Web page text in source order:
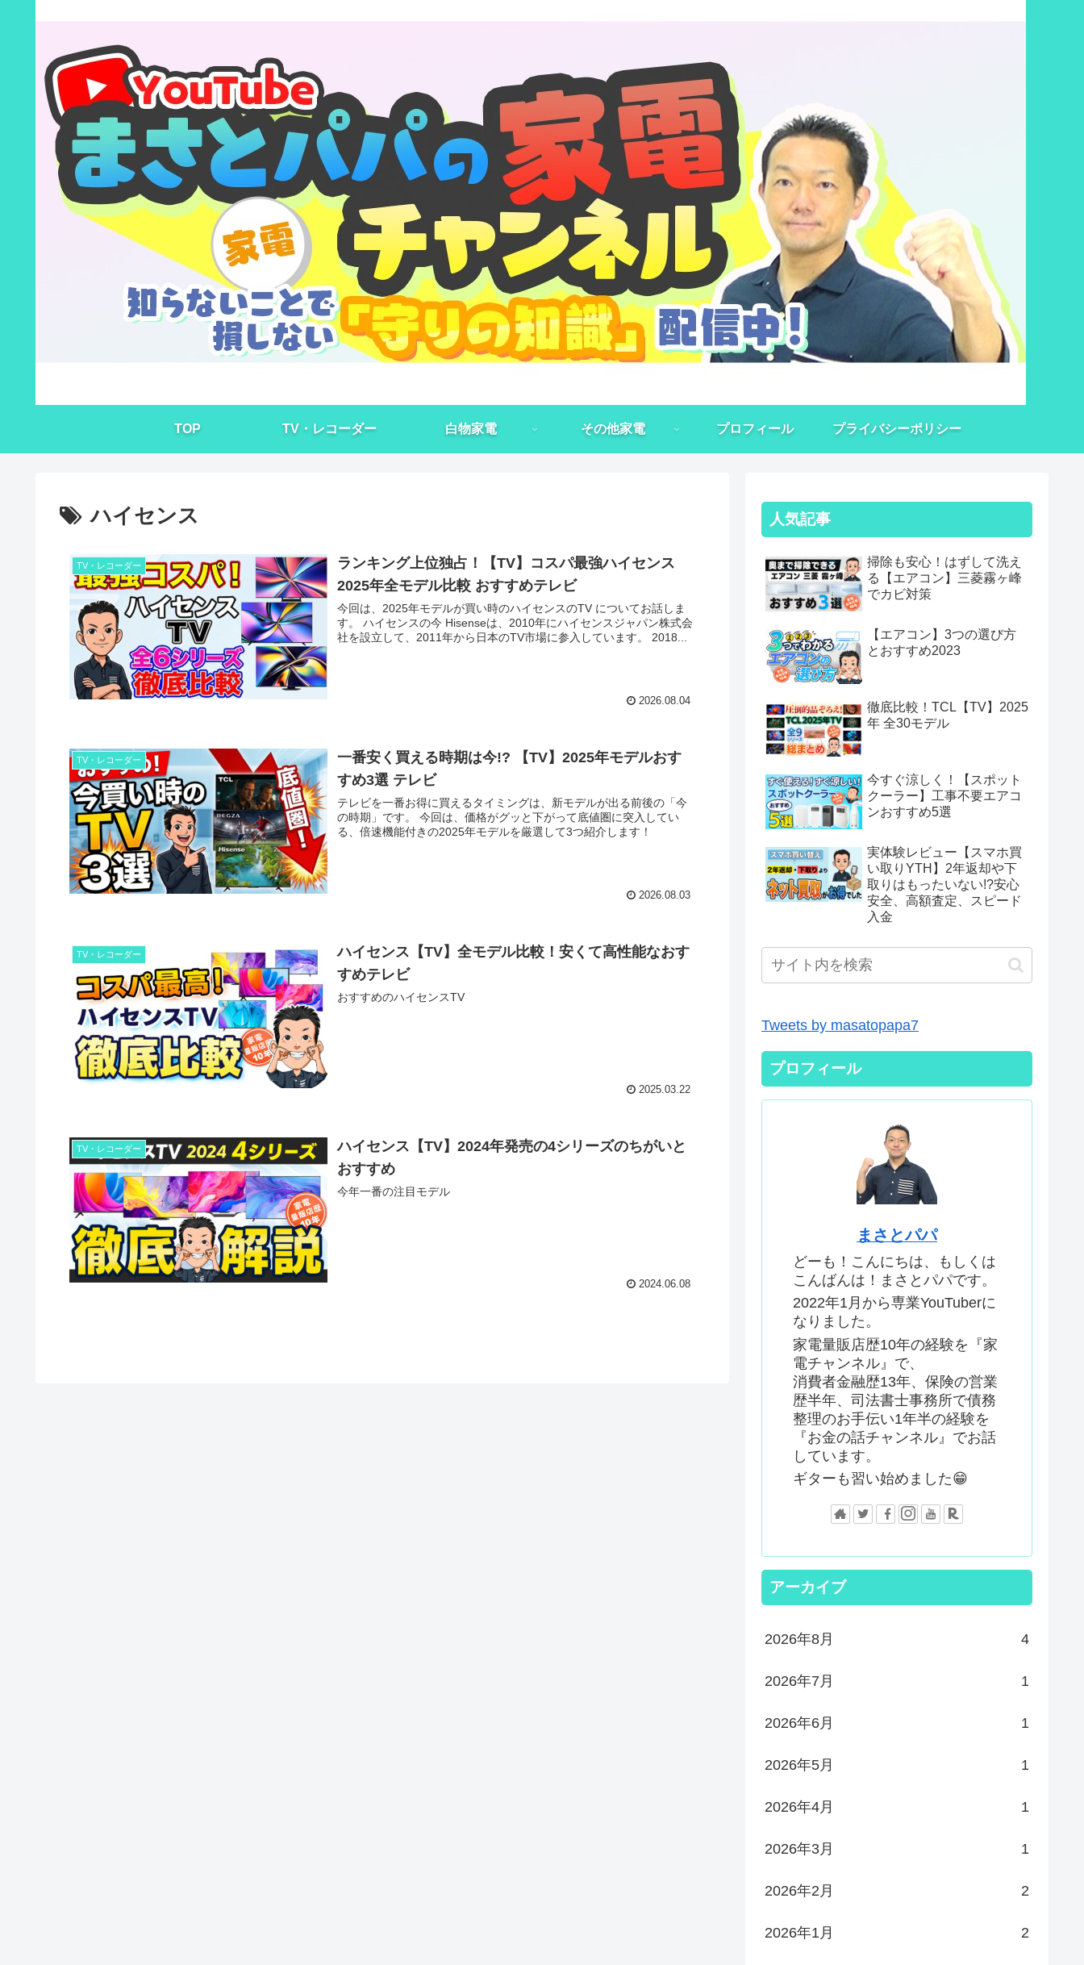
TOP TV・レコーダー 白物家電 その他家電 プロフィール プライバシーポリシー
ハイセンス
TV・レコーダー
ランキング上位独占！【TV】コスパ最強ハイセンス
2025年全モデル比較 おすすめテレビ
今回は、2025年モデルが買い時のハイセンスのTV についてお話しま
す。 ハイセンスの今 Hisenseは、2010年にハイセンスジャパン株式会
社を設立して、2011年から日本のTV市場に参入しています。 2018...
2026.08.04
TV・レコーダー
一番安く買える時期は今!? 【TV】2025年モデルおす
すめ3選 テレビ
テレビを一番お得に買えるタイミングは、新モデルが出る前後の「今
の時期」です。 今回は、価格がグッと下がって底値圏に突入してい
る、倍速機能付きの2025年モデルを厳選して3つ紹介します！
2026.08.03
TV・レコーダー
ハイセンス【TV】全モデル比較！安くて高性能なおす
すめテレビ
おすすめのハイセンスTV
2025.03.22
TV・レコーダー
ハイセンス【TV】2024年発売の4シリーズのちがいと
おすすめ
今年一番の注目モデル
2024.06.08
人気記事
掃除も安心！はずして洗え
る【エアコン】三菱霧ヶ峰
でカビ対策
【エアコン】3つの選び方
とおすすめ2023
徹底比較！TCL【TV】2025
年 全30モデル
今すぐ涼しく！【スポット
クーラー】工事不要エアコ
ンおすすめ5選
実体験レビュー【スマホ買
い取りYTH】2年返却や下
取りはもったいない!?安心
安全、高額査定、スピード
入金
Tweets by masatopapa7
プロフィール
まさとパパ
どーも！こんにちは、もしくは
こんばんは！まさとパパです。
2022年1月から専業YouTuberに
なりました。
家電量販店歴10年の経験を『家
電チャンネル』で、
消費者金融歴13年、保険の営業
歴半年、司法書士事務所で債務
整理のお手伝い1年半の経験を
『お金の話チャンネル』でお話
しています。
ギターも習い始めました😁
アーカイブ
2026年8月 4
2026年7月 1
2026年6月 1
2026年5月 1
2026年4月 1
2026年3月 1
2026年2月 2
2026年1月 2